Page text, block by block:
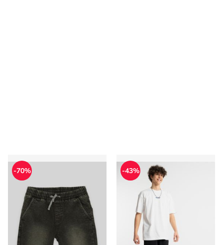
Spodenki chłopięce letnie Reporter
-70%
Spodenki chłopięce na lato
-43%